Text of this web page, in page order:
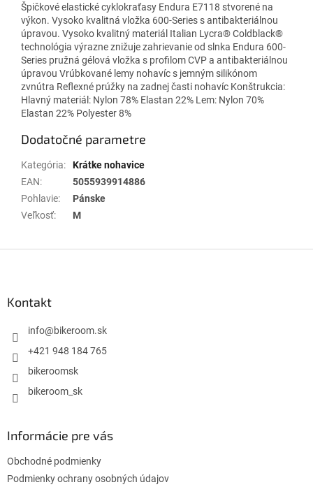
Špičkové elastické cyklokraťasy Endura E7118 stvorené na
výkon. Vysoko kvalitná vložka 600-Series s antibakteriálnou
úpravou. Vysoko kvalitný materiál Italian Lycra® Coldblack®
technológia výrazne znižuje zahrievanie od slnka Endura 600-
Series pružná gélová vložka s profilom CVP a antibakteriálnou
úpravou Vrúbkované lemy nohavíc s jemným silikónom
zvnútra Reflexné prúžky na zadnej časti nohavíc Konštrukcia:
Hlavný materiál: Nylon 78% Elastan 22% Lem: Nylon 70%
Elastan 22% Polyester 8%
Dodatočné parametre
Kategória:
Krátke nohavice
EAN:
5055939914886
Pohlavie:
Pánske
Veľkosť: M
Kontakt
info@bikeroom.sk
+421 948 184 765
bikeroomsk
bikeroom_sk
Informácie pre vás
Obchodné podmienky
Podmienky ochrany osobných údajov